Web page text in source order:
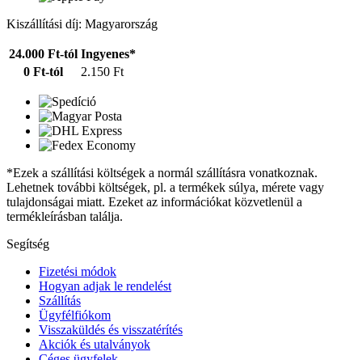
Kiszállítási díj: Magyarország
24.000 Ft-tól Ingyenes*
0 Ft-tól
2.150 Ft
*Ezek a szállítási költségek a normál szállításra vonatkoznak.
Lehetnek további költségek, pl. a termékek súlya, mérete vagy
tulajdonságai miatt. Ezeket az információkat közvetlenül a
termékleírásban találja.
Segítség
Fizetési módok
Hogyan adjak le rendelést
Szállítás
Ügyfélfiókom
Visszaküldés és visszatérítés
Akciók és utalványok